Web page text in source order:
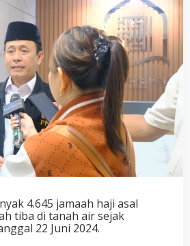
4.645 jamaah haji asal
tiba di tanah air sejak
22 Juni 2024.